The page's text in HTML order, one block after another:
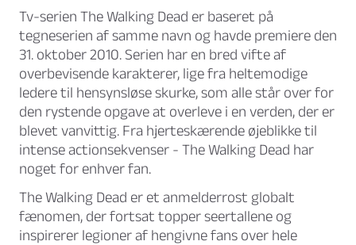
Tv-serien The Walking Dead er baseret på
tegneserien af samme navn og havde premiere den
31. oktober 2010. Serien har en bred vifte af
overbevisende karakterer, lige fra heltemodige
ledere til hensynsløse skurke, som alle står over for
den rystende opgave at overleve i en verden, der er
blevet vanvittig. Fra hjerteskærende øjeblikke til
intense actionsekvenser - The Walking Dead har
noget for enhver fan.
The Walking Dead er et anmelderrost globalt
fænomen, der fortsat topper seertallene og
inspirerer legioner af hengivne fans over hele